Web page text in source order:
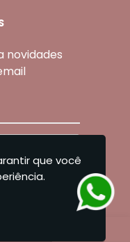
novidades
Dental e
que você